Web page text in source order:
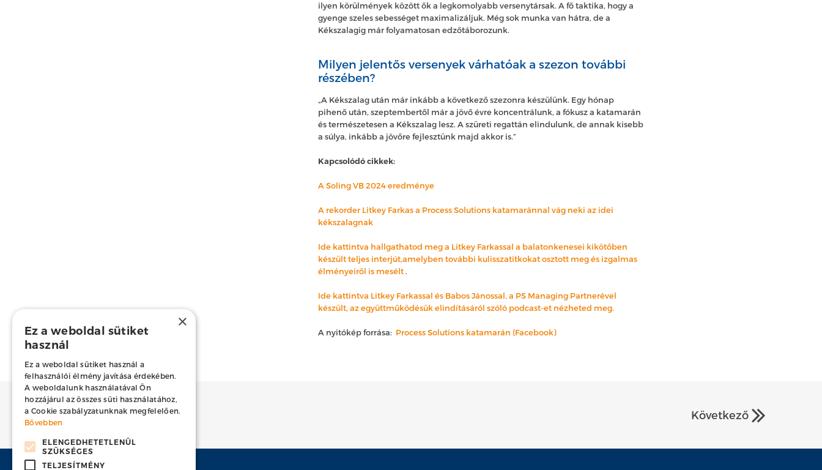
ilyen körülmények között ők a legkomolyabb versenytársak. A fő taktika, hogy a
gyenge szeles sebességet maximalizáljuk. Még sok munka van hátra, de a
Kékszalagig már folyamatosan edzőtáborozunk.
Milyen jelentős versenyek várhatóak a szezon további
részében?
„A Kékszalag után már inkább a következő szezonra készülünk. Egy hónap
pihenő után, szeptembertől már a jövő évre koncentrálunk, a fókusz a katamarán
és természetesen a Kékszalag lesz. A szüreti regattán elindulunk, de annak kisebb
a súlya, inkább a jövőre fejlesztünk majd akkor is.”
Kapcsolódó cikkek:
A Soling VB 2024 eredménye
A rekorder Litkey Farkas a Process Solutions katamaránnal vág neki az idei
kékszalagnak
Ide kattintva hallgathatod meg a Litkey Farkassal a balatonkenesei kikötőben
készült teljes interjút,amelyben további kulisszatitkokat osztott meg és izgalmas
élményeiről is mesélt.
Ide kattintva Litkey Farkassal és Babos Jánossal, a PS Managing Partnerével
készült, az együttműködésük elindításáról szóló podcast-et nézheted meg.
A nyitókép forrása: Process Solutions katamarán (Facebook)
Előző Következő
×
Ez a weboldal sütiket
használ
Ez a weboldal sütiket használ a
felhasználói élmény javítása érdekében.
A weboldalunk használatával Ön
hozzájárul az összes süti használatához,
a Cookie szabályzatunknak megfelelően.
Bővebben
ELENGEDHETETLENÜL
SZÜKSÉGES
TELJESÍTMÉNY